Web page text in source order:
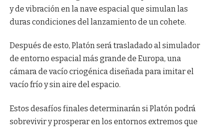
y de vibración en la nave espacial que simulan las
duras condiciones del lanzamiento de un cohete.
Después de esto, Platón será trasladado al simulador
de entorno espacial más grande de Europa, una
cámara de vacío criogénica diseñada para imitar el
vacío frío y sin aire del espacio.
Estos desafíos finales determinarán si Platón podrá
sobrevivir y prosperar en los entornos extremos que